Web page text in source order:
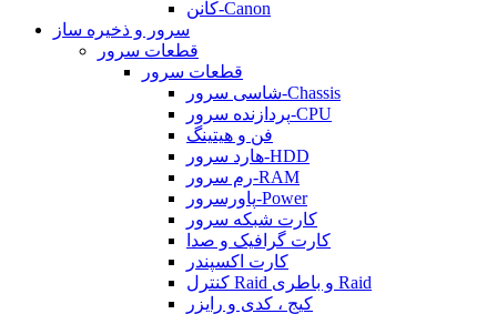
کانن-Canon
سرور و ذخیره ساز
قطعات سرور
قطعات سرور
شاسی سرور-Chassis
پردازنده سرور-CPU
فن و هیتینگ
هارد سرور-HDD
رم سرور-RAM
پاورسرور-Power
کارت شبکه سرور
کارت گرافیک و صدا
کارت اکسپندر
کنترل Raid و باطری Raid
کیج ، کدی و رایزر